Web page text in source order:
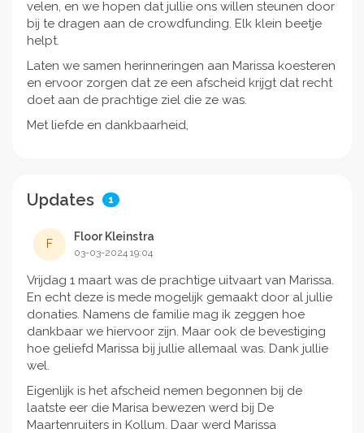
velen, en we hopen dat jullie ons willen steunen door
bij te dragen aan de crowdfunding. Elk klein beetje
helpt.
Laten we samen herinneringen aan Marissa koesteren
en ervoor zorgen dat ze een afscheid krijgt dat recht
doet aan de prachtige ziel die ze was.
Met liefde en dankbaarheid,
Updates 1
F
Floor Kleinstra
03-03-2024 19:04
Vrijdag 1 maart was de prachtige uitvaart van Marissa.
En echt deze is mede mogelijk gemaakt door al jullie
donaties. Namens de familie mag ik zeggen hoe
dankbaar we hiervoor zijn. Maar ook de bevestiging
hoe geliefd Marissa bij jullie allemaal was. Dank jullie
wel.
Eigenlijk is het afscheid nemen begonnen bij de
laatste eer die Marisa bewezen werd bij De
Maartenruiters in Kollum. Daar werd Marissa